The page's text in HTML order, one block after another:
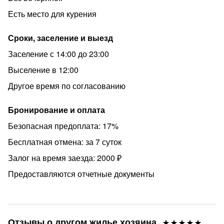
- гигиенические принадлежности (зубная щетка и паста,
- чистое постельное белье, свежие полотенца;
- TV.
ПРАВИЛА ПРОЖИВАНИЯ:
- Заселение с 14:00,
- Выезд до 12:00
По договоренности возможен поздний выезд или
- Залог 2000р, возвращается в день выезда в течении
дня (до 00:00) после проверки и уборки квартиры,
переводом на карту.
от залога.
- Разрешено размещение с животными (доплата в
Есть место для курения
Сроки, заселение и выезд
Заселение с 14:00 до 23:00
Выселение в 12:00
Другое время по согласованию
Бронирование и оплата
Безопасная предоплата: 17%
Бесплатная отмена: за 7 суток
Залог на время заезда: 2000 ₽
Предоставляются отчетные документы